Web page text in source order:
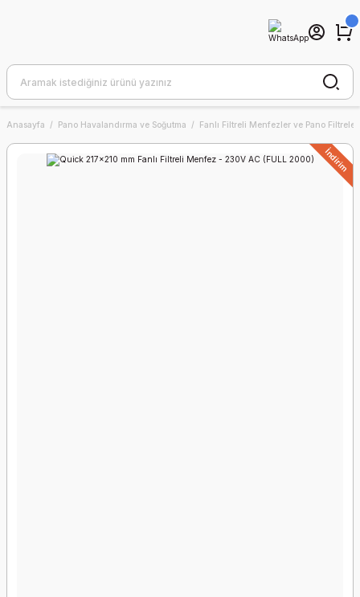
Anasayfa Pano Havalandırma ve Soğutma Fanlı Filtreli Menfezler ve Pano Filtreleri
İndirim